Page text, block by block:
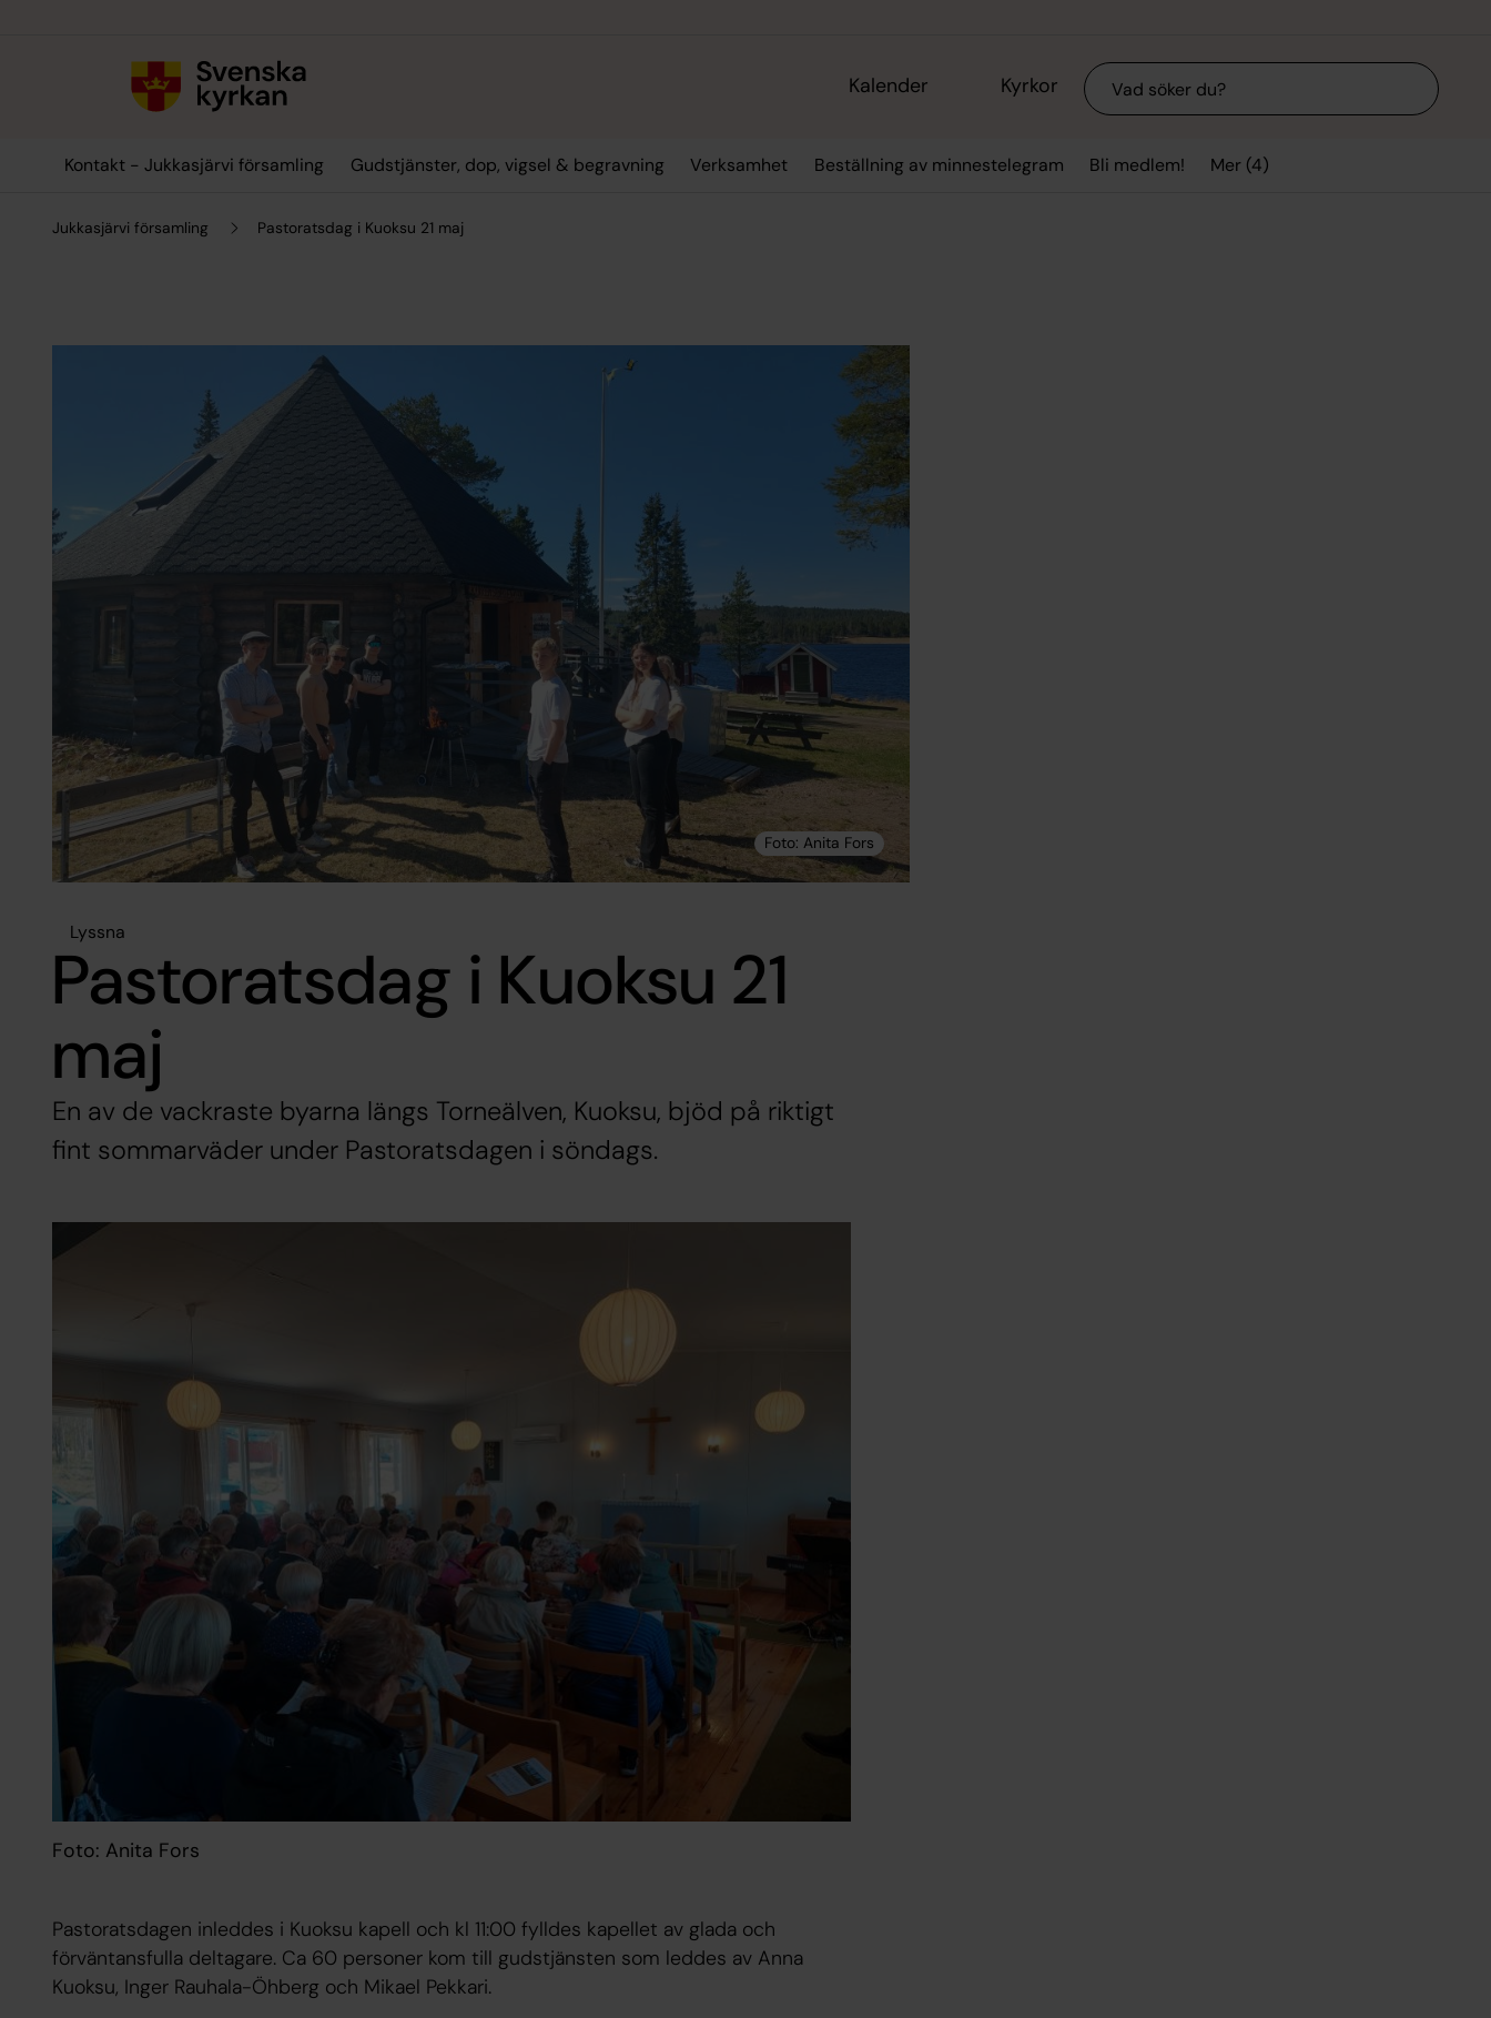
Kalender Kyrkor Sök
Kontakt - Jukkasjärvi församling Gudstjänster, dop, vigsel & begravning Verksamhet Beställning av minnestelegram Bli medlem! Mer (4)
Jukkasjärvi församling Pastoratsdag i Kuoksu 21 maj
Lyssna
Pastoratsdag i Kuoksu 21
maj
En av de vackraste byarna längs Torneälven, Kuoksu, bjöd på riktigt
fint sommarväder under Pastoratsdagen i söndags.
Foto: Anita Fors
Pastoratsdagen inleddes i Kuoksu kapell och kl 11:00 fylldes kapellet av glada och
förväntansfulla deltagare. Ca 60 personer kom till gudstjänsten som leddes av Anna
Kuoksu, Inger Rauhala-Öhberg och Mikael Pekkari.